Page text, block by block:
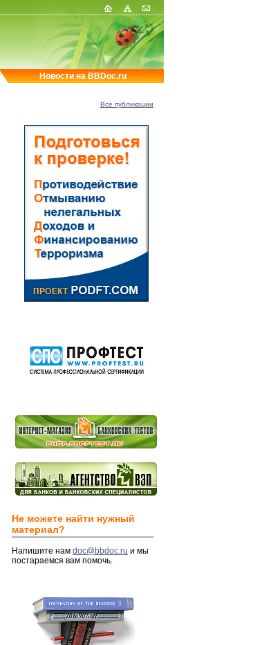
Новости на BBDoc.ru
Все публикации
Не можете найти нужный
материал?
Напишите нам doc@bbdoc.ru и мы
постараемся вам помочь.